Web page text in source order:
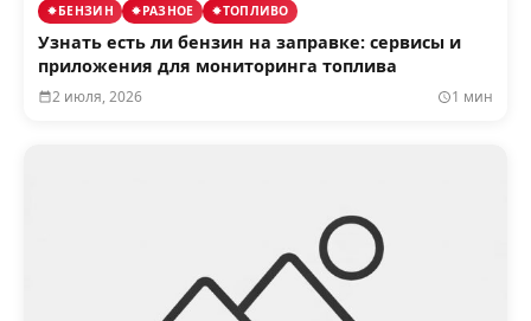
БЕНЗИН РАЗНОЕ ТОПЛИВО
Узнать есть ли бензин на заправке: сервисы и
приложения для мониторинга топлива
2 июля, 2026 1 мин